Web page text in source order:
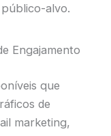
alvo.
Engajamento
que
de
marketing,